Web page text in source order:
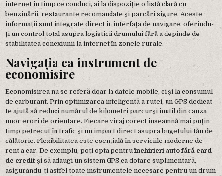
internet în timp ce conduci, ai la dispoziție o listă clară cu
benzinării, restaurante recomandate și parcări sigure. Aceste
informații sunt integrate direct în interfața de navigare, oferindu-
ți un control total asupra logisticii drumului fără a depinde de
stabilitatea conexiunii la internet în zonele rurale.
Navigația ca instrument de
economisire
Economisirea nu se referă doar la datele mobile, ci și la consumul
de carburant. Prin optimizarea inteligentă a rutei, un GPS dedicat
te ajută să reduci numărul de kilometri parcurși inutil din cauza
unor erori de orientare. Fiecare viraj corect înseamnă mai puțin
timp petrecut în trafic și un impact direct asupra bugetului tău de
călătorie. Flexibilitatea este esențială în serviciile moderne de
rent a car. De exemplu, poți opta pentruînchirieri auto fără card
de credit și să adaugi un sistem GPS ca dotare suplimentară,
asigurându-ți astfel toate instrumentele necesare pentru un drum